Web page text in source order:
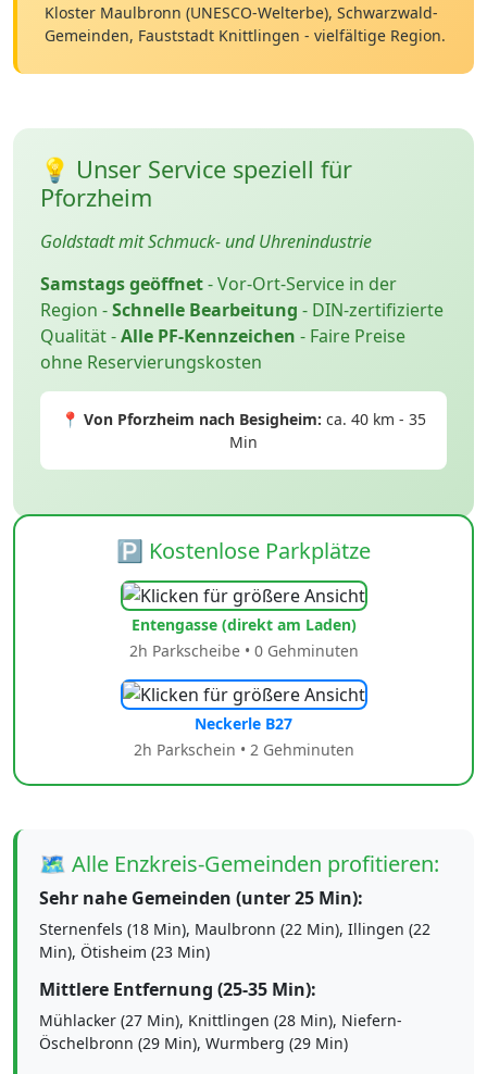
Kloster Maulbronn (UNESCO-Welterbe), Schwarzwald-
Gemeinden, Fauststadt Knittlingen - vielfältige Region.
💡 Unser Service speziell für
Pforzheim
Goldstadt mit Schmuck- und Uhrenindustrie
Samstags geöffnet- Vor-Ort-Service in der
Region -Schnelle Bearbeitung - DIN-zertifizierte
Qualität -Alle PF-Kennzeichen - Faire Preise
ohne Reservierungskosten
📍 Von Pforzheim nach Besigheim: ca. 40 km - 35
Min
🅿️ Kostenlose Parkplätze
Entengasse (direkt am Laden)
2h Parkscheibe • 0 Gehminuten
Neckerle B27
2h Parkschein • 2 Gehminuten
🗺️ Alle Enzkreis-Gemeinden profitieren:
Sehr nahe Gemeinden (unter 25 Min):
Sternenfels (18 Min), Maulbronn (22 Min), Illingen (22
Min), Ötisheim (23 Min)
Mittlere Entfernung (25-35 Min):
Mühlacker (27 Min), Knittlingen (28 Min), Niefern-
Öschelbronn (29 Min), Wurmberg (29 Min)